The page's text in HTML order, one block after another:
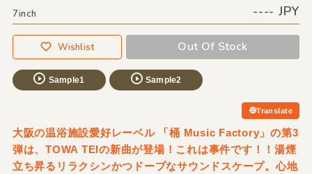
7inch ---- JPY
Wishlist Out Of Stock
Sample1 Sample2
Translate
大阪の温浴施設愛好レーベル 「桶 Music Factory」の第3
弾は、TOWA TEIの新曲が登場！これは事件です！！湯煙
立ち昇るリラクシンかつドープなサウンドスケープ。心地